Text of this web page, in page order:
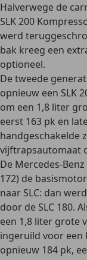
Halverwege de
SLK 200
werd
bak kreeg een
optioneel.
Detweede
opnieuw een SLK
om een 1,8 liter
eerst 163 pk en
handgeschakelde
vijftrapsautomaat
De Mercedes-
172) de
naar SLC: dan
door de SLC 180.
een 1,8 liter grote
ingeruild voor een
opnieuw 184 pk,